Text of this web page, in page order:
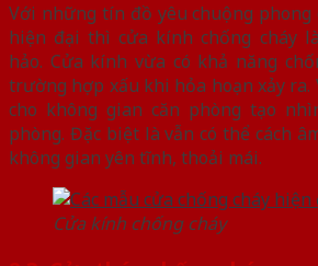
Với những tín đồ yêu chuộng phong
hiện đại thì cửa kính chống cháy
hảo. Cửa kính vừa có khả năng
trường hợp xấu khi hỏa hoạn xảy ra.
cho không gian căn phòng tạo
phòng. Đặc biệt là vẫn có thể cách
không gian yên tĩnh, thoải mái.
Cửa kính chống cháy